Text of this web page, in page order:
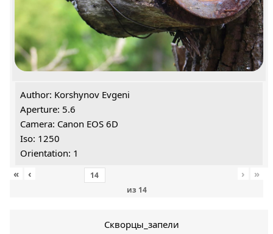
Author: Korshynov Evgeni
Aperture: 5.6
Camera: Canon EOS 6D
Iso: 1250
Orientation: 1
«
‹
из 14
› »
Скворцы_запели